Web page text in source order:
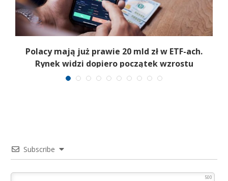
Polacy mają już prawie 20 mld zł w ETF-ach.
Rynek widzi dopiero początek wzrostu
Subscribe
500